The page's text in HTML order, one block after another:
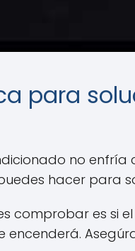
para
no enfría
hacer para
comprobar es si
encenderá.